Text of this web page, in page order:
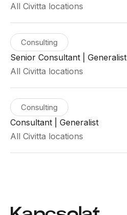
All Civitta locations
Consulting
Senior Consultant | Generalist
All Civitta locations
Consulting
Consultant | Generalist
All Civitta locations